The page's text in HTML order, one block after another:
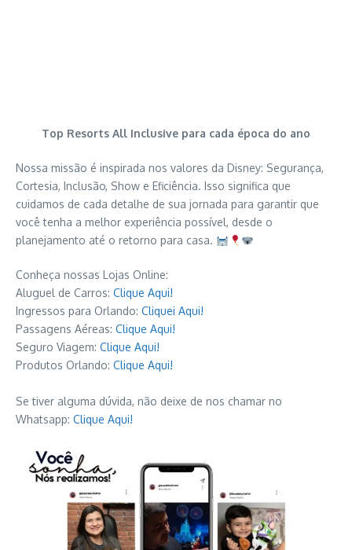
Top Resorts All Inclusive para cada época do ano
Nossa missão é inspirada nos valores da Disney: Segurança,
Cortesia, Inclusão, Show e Eficiência. Isso significa que
cuidamos de cada detalhe de sua jornada para garantir que
você tenha a melhor experiência possível, desde o
planejamento até o retorno para casa.
Conheça nossas Lojas Online:
Aluguel de Carros: Clique Aqui!
Ingressos para Orlando: Cliquei Aqui!
Passagens Aéreas: Clique Aqui!
Seguro Viagem: Clique Aqui!
Produtos Orlando: Clique Aqui!
Se tiver alguma dúvida, não deixe de nos chamar no
Whatsapp: Clique Aqui!